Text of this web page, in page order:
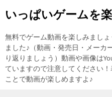
いっぱいゲームを
無料でゲーム動画を楽しみまし
ました♪（動画・発売日・メー
り返りましょう）動画や画像は
ていますので注意してください
ことで動画が楽しめますよ♪